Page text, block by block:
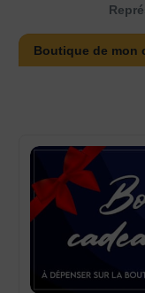
Boutique de mon